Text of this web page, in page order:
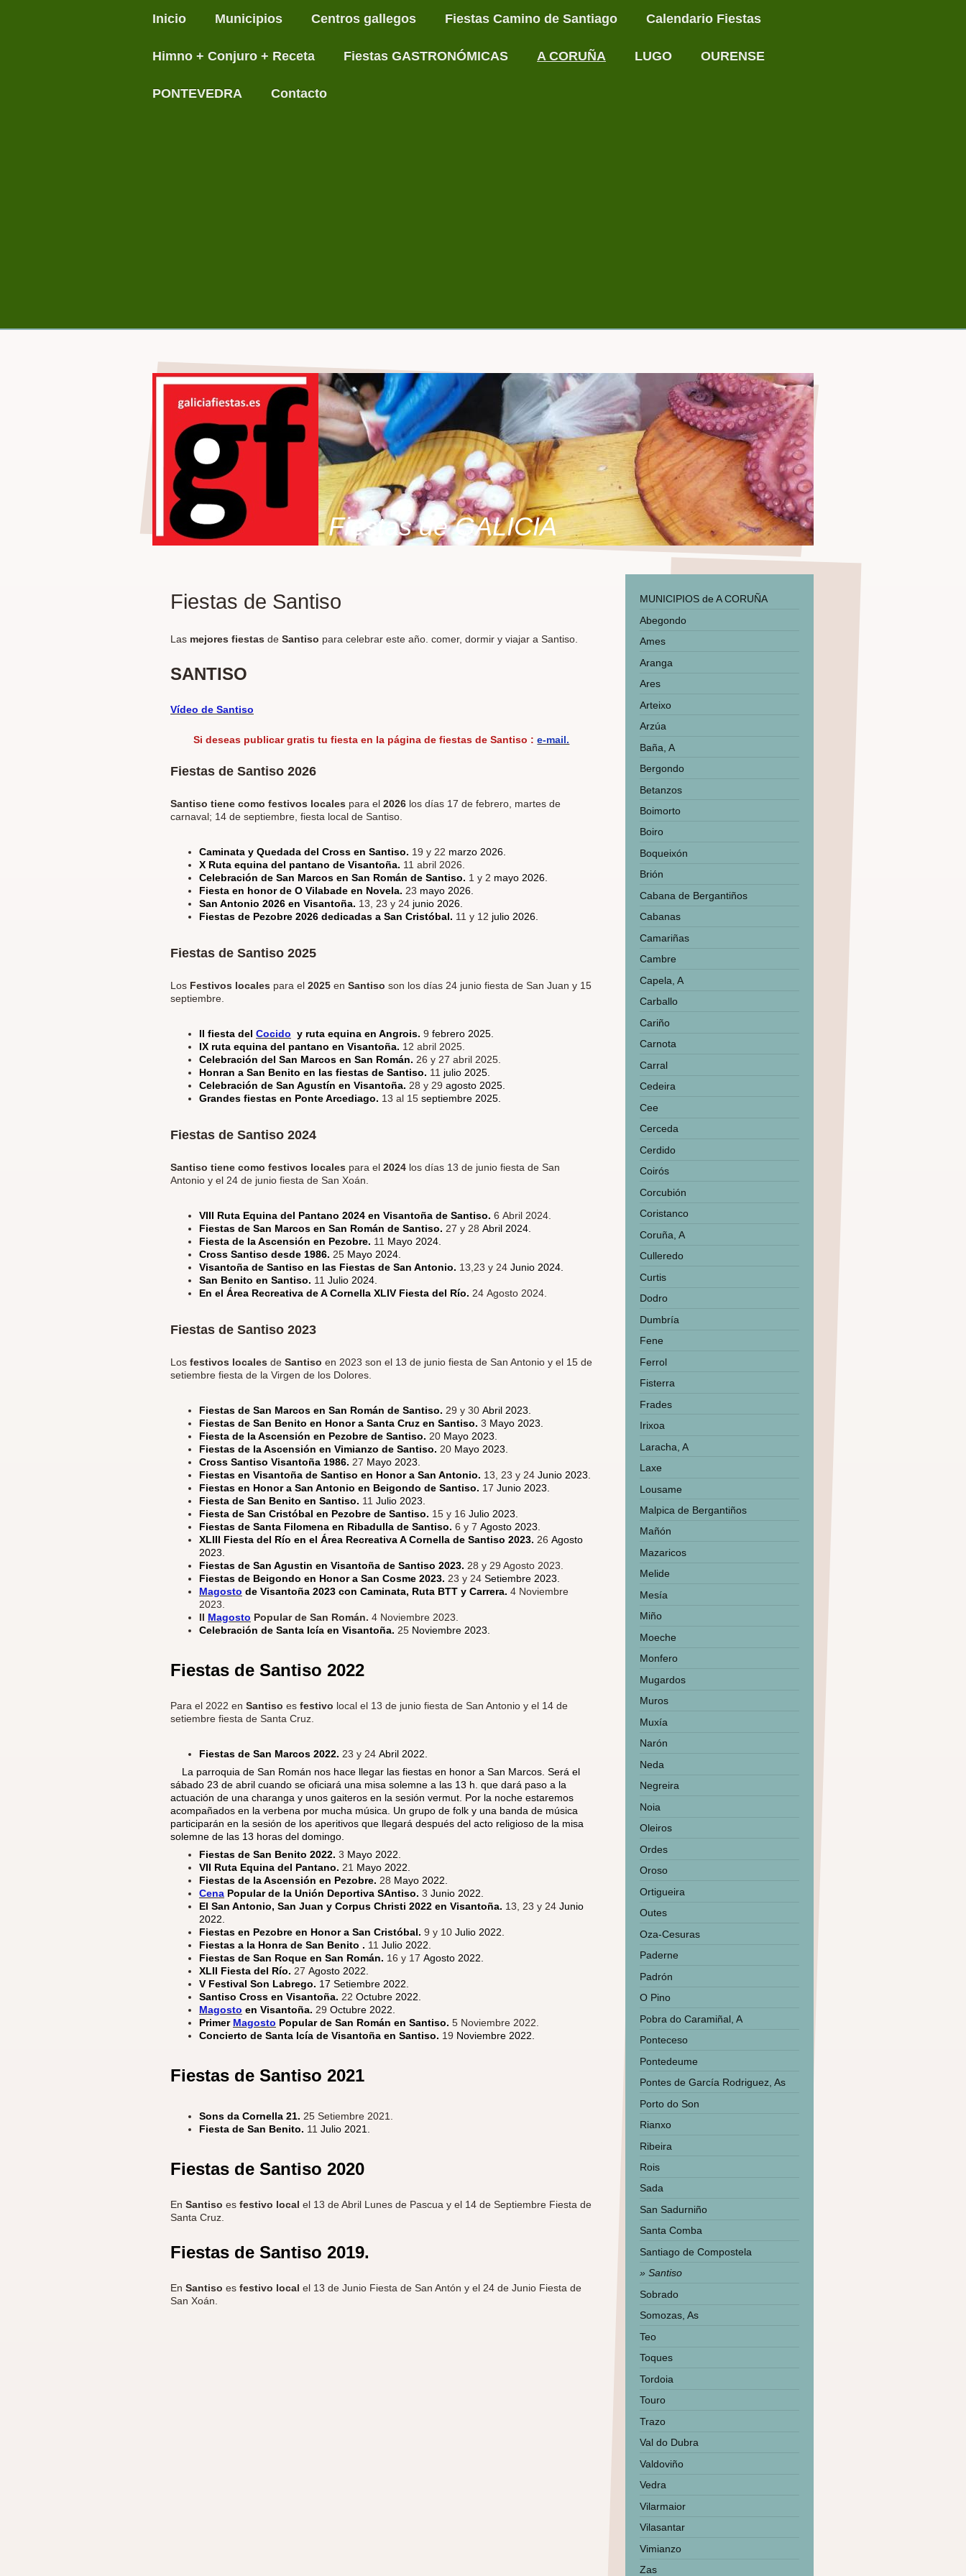
Inicio Municipios Centros gallegos Fiestas Camino de Santiago Calendario Fiestas
Himno + Conjuro + Receta Fiestas GASTRONÓMICAS A CORUÑA LUGO OURENSE
PONTEVEDRA Contacto
Fiestas de GALICIA
Fiestas de Santiso
Las mejores fiestas de Santiso para celebrar este año. comer, dormir y viajar a Santiso.
SANTISO
Vídeo de Santiso
Si deseas publicargratis tu fiesta en la página de fiestas de Santiso : e-mail.
Fiestas de Santiso 2026
Santiso tiene como festivos locales para el 2026 los días 17 de febrero, martes de
carnaval; 14 de septiembre, fiesta local de Santiso.
Caminata y Quedada del Cross en Santiso. 19 y 22 marzo 2026.
X Ruta equina del pantano de Visantoña. 11 abril 2026.
Celebración de San Marcos en San Román de Santiso. 1 y 2 mayo 2026.
Fiesta en honor de O Vilabade en Novela. 23 mayo 2026.
San Antonio 2026 en Visantoña. 13, 23 y 24 junio 2026.
Fiestas de Pezobre 2026 dedicadas a San Cristóbal. 11 y 12 julio 2026.
Fiestas de Santiso 2025
Los Festivos locales para el 2025 en Santiso son los días 24 junio fiesta de San Juan y 15
septiembre.
II fiesta del Cocido y ruta equina en Angrois. 9 febrero 2025.
IX ruta equina del pantano en Visantoña. 12 abril 2025.
Celebración del San Marcos en San Román. 26 y 27 abril 2025.
Honran a San Benito en las fiestas de Santiso. 11 julio 2025.
Celebración de San Agustín en Visantoña. 28 y 29 agosto 2025.
Grandes fiestas en Ponte Arcediago. 13 al 15 septiembre 2025.
Fiestas de Santiso 2024
Santiso tiene como festivos locales para el 2024 los días 13 de junio fiesta de San
Antonio y el 24 de junio fiesta de San Xoán.
VIII Ruta Equina del Pantano 2024 en Visantoña de Santiso. 6 Abril 2024.
Fiestas de San Marcos en San Román de Santiso. 27 y 28 Abril 2024.
Fiesta de la Ascensión en Pezobre. 11 Mayo 2024.
Cross Santiso desde 1986. 25 Mayo 2024.
Visantoña de Santiso en las Fiestas de San Antonio. 13,23 y 24 Junio 2024.
San Benito en Santiso. 11 Julio 2024.
En el Área Recreativa de A Cornella XLIV Fiesta del Río. 24 Agosto 2024.
Fiestas de Santiso 2023
Los festivos locales de Santiso en 2023 son el 13 de junio fiesta de San Antonio y el 15 de
setiembre fiesta de la Virgen de los Dolores.
Fiestas de San Marcos en San Román de Santiso. 29 y 30 Abril 2023.
Fiestas de San Benito en Honor a Santa Cruz en Santiso. 3 Mayo 2023.
Fiesta de la Ascensión en Pezobre de Santiso. 20 Mayo 2023.
Fiestas de la Ascensión en Vimianzo de Santiso. 20 Mayo 2023.
Cross Santiso Visantoña 1986. 27 Mayo 2023.
Fiestas en Visantoña de Santiso en Honor a San Antonio. 13, 23 y 24 Junio 2023.
Fiestas en Honor a San Antonio en Beigondo de Santiso. 17 Junio 2023.
Fiesta de San Benito en Santiso. 11 Julio 2023.
Fiesta de San Cristóbal en Pezobre de Santiso. 15 y 16 Julio 2023.
Fiestas de Santa Filomena en Ribadulla de Santiso. 6 y 7 Agosto 2023.
XLIII Fiesta del Río en el Área Recreativa A Cornella de Santiso 2023. 26 Agosto
2023.
Fiestas de San Agustin en Visantoña de Santiso 2023. 28 y 29 Agosto 2023.
Fiestas de Beigondo en Honor a San Cosme 2023. 23 y 24 Setiembre 2023.
Magosto de Visantoña 2023 con Caminata, Ruta BTT y Carrera. 4 Noviembre
2023.
II Magosto Popular de San Román. 4 Noviembre 2023.
Celebración de Santa Icía en Visantoña. 25 Noviembre 2023.
Fiestas de Santiso 2022
Para el 2022 en Santiso es festivo local el 13 de junio fiesta de San Antonio y el 14 de
setiembre fiesta de Santa Cruz.
Fiestas de San Marcos 2022. 23 y 24 Abril 2022.
La parroquia de San Román nos hace llegar las fiestas en honor a San Marcos. Será el
sábado 23 de abril cuando se oficiará una misa solemne a las 13 h. que dará paso a la
actuación de una charanga y unos gaiteros en la sesión vermut. Por la noche estaremos
acompañados en la verbena por mucha música. Un grupo de folk y una banda de música
participarán en la sesión de los aperitivos que llegará después del acto religioso de la misa
solemne de las 13 horas del domingo.
Fiestas de San Benito 2022. 3 Mayo 2022.
VII Ruta Equina del Pantano. 21 Mayo 2022.
Fiestas de la Ascensión en Pezobre. 28 Mayo 2022.
Cena Popular de la Unión Deportiva SAntiso. 3 Junio 2022.
El San Antonio, San Juan y Corpus Christi 2022 en Visantoña. 13, 23 y 24 Junio
2022.
Fiestas en Pezobre en Honor a San Cristóbal. 9 y 10 Julio 2022.
Fiestas a la Honra de San Benito . 11 Julio 2022.
Fiestas de San Roque en San Román. 16 y 17 Agosto 2022.
XLII Fiesta del Río. 27 Agosto 2022.
V Festival Son Labrego. 17 Setiembre 2022.
Santiso Cross en Visantoña. 22 Octubre 2022.
Magosto en Visantoña. 29 Octubre 2022.
Primer Magosto Popular de San Román en Santiso. 5 Noviembre 2022.
Concierto de Santa Icía de Visantoña en Santiso. 19 Noviembre 2022.
Fiestas de Santiso 2021
Sons da Cornella 21. 25 Setiembre 2021.
Fiesta de San Benito. 11 Julio 2021.
Fiestas de Santiso 2020
En Santiso es festivo local el 13 de Abril Lunes de Pascua y el 14 de Septiembre Fiesta de
Santa Cruz.
Fiestas de Santiso 2019.
En Santiso es festivo local el 13 de Junio Fiesta de San Antón y el 24 de Junio Fiesta de
San Xoán.
MUNICIPIOS de A CORUÑA
Abegondo
Ames
Aranga
Ares
Arteixo
Arzúa
Baña, A
Bergondo
Betanzos
Boimorto
Boiro
Boqueixón
Brión
Cabana de Bergantiños
Cabanas
Camariñas
Cambre
Capela, A
Carballo
Cariño
Carnota
Carral
Cedeira
Cee
Cerceda
Cerdido
Coirós
Corcubión
Coristanco
Coruña, A
Culleredo
Curtis
Dodro
Dumbría
Fene
Ferrol
Fisterra
Frades
Irixoa
Laracha, A
Laxe
Lousame
Malpica de Bergantiños
Mañón
Mazaricos
Melide
Mesía
Miño
Moeche
Monfero
Mugardos
Muros
Muxía
Narón
Neda
Negreira
Noia
Oleiros
Ordes
Oroso
Ortigueira
Outes
Oza-Cesuras
Paderne
Padrón
O Pino
Pobra do Caramiñal, A
Ponteceso
Pontedeume
Pontes de García Rodriguez, As
Porto do Son
Rianxo
Ribeira
Rois
Sada
San Sadurniño
Santa Comba
Santiago de Compostela
Santiso
Sobrado
Somozas, As
Teo
Toques
Tordoia
Touro
Trazo
Val do Dubra
Valdoviño
Vedra
Vilarmaior
Vilasantar
Vimianzo
Zas